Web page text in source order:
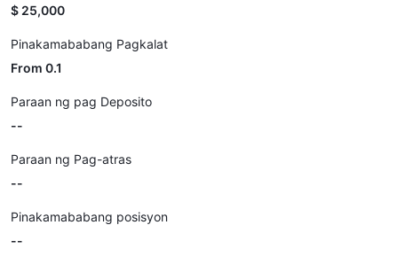
$ 25,000
Pinakamababang Pagkalat
From 0.1
Paraan ng pag Deposito
--
Paraan ng Pag-atras
--
Pinakamababang posisyon
--